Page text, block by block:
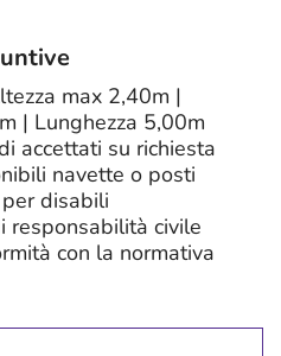
max 2,40m |
| Lunghezza 5,00m
accettati su richiesta
navette o posti
disabili
responsabilità civile
con la normativa